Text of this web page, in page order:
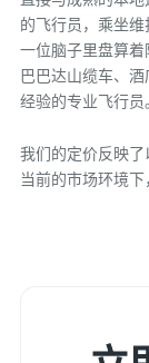
的飞行员，乘坐
一位脑子里盘算着
巴巴达山缆车、
经验的专业飞行员。
我们的定价反映
当前的市场环境下